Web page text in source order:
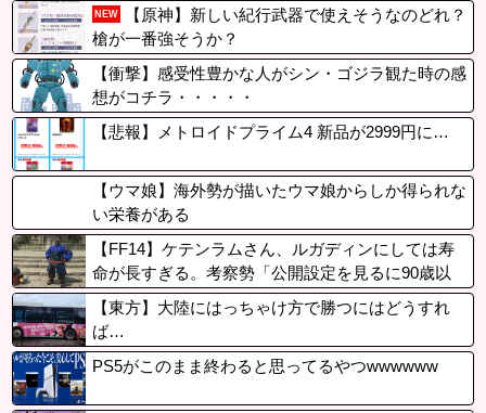
NEW
【原神】新しい紀行武器で使えそうなのどれ？
槍が一番強そうか？
【衝撃】感受性豊かな人がシン・ゴジラ観た時の感
想がコチラ・・・・・
【悲報】メトロイドプライム4 新品が2999円に…
【ウマ娘】海外勢が描いたウマ娘からしか得られな
い栄養がある
【FF14】ケテンラムさん、ルガディンにしては寿
命が長すぎる。考察勢「公開設定を見るに90歳以
上、本人ではなく息子じゃないとおかしい」
【東方】大陸にはっちゃけ方で勝つにはどうすれ
ば…
PS5がこのまま終わると思ってるやつwwwwww